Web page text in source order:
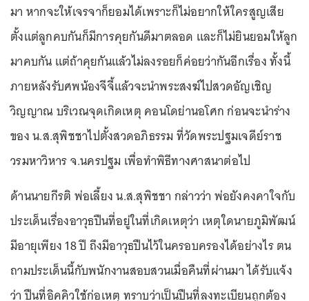
มา หากจะให้เจรจาก็ยอมได้เพราะก็ไม่อยากให้ใครสูญเสีย
ตั้งแต่ลูกคบกันก็มีการคุยกันดีมาตลอด และก็ไม่ยินยอมให้ลูก
มาคบกัน แต่ถ้าคุยกันแล้วไม่ลงรอยก็ค่อยว่ากันอีกเรื่อง ทั้งนี้
ภายหลังรับศพน้องจีจี้แล้วจะนำพระสงฆ์ไปสวดอัญเชิญ
วิญญาณ บริเวณจุดเกิดเหตุ คอนโดย่านอโศก ก่อนจะนำร่าง
ของ น.ส.สุพิชชาไปตั้งสวดอภิธรรม ที่วัดพระปฐมเจดีย์ราช
วรมหาวิหาร จ.นครปฐม เพื่อทำพิธีทางศาสนาต่อไป
ด้านนายกีรติ พ่อเลี้ยง น.ส.สุพิชชา กล่าวว่า พ่อยังคงคาใจกับ
ประเด็นเรื่องอาวุธปืนที่อยู่ในที่เกิดเหตุว่า เหตุใดนายภูมิพัฒน์
มีอายุเพียง 18 ปี ถึงมีอาวุธปืนไว้ในครอบครองได้อย่างไร ตน
ถามประเด็นนี้กับพนักงานสอบสวนเมื่อคืนที่ผ่านมา ได้รับแจ้ง
ว่า ปืนที่อิคคิวใช้ก่อเหตุ ทราบว่าเป็นปืนที่ลงทะเบียนถูกต้อง